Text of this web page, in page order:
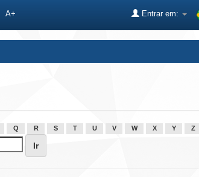
A+ Entrar em:
Q R S T U V W X Y Z